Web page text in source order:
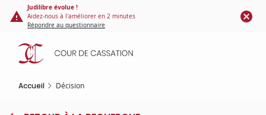
Panneau de gestion des cookies
contenu
principal
Judilibre évolue !
Aidez-nous à l'améliorer en 2 minutes
Répondre au questionnaire
Accueil Décision